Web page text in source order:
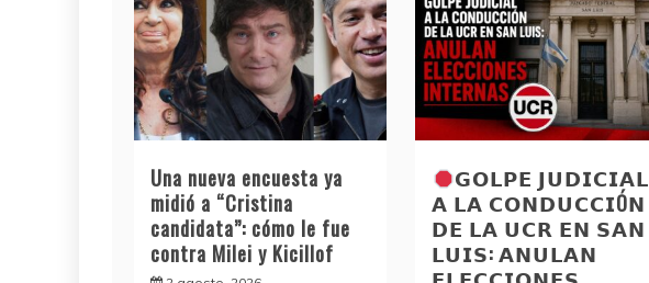
Una nueva encuesta ya
midió a “Cristina
candidata”: cómo le fue
contra Milei y Kicillof
𝗚𝗢𝗟𝗣𝗘 𝗝𝗨𝗗𝗜𝗖𝗜𝗔𝗟
𝗔 𝗟𝗔 𝗖𝗢𝗡𝗗𝗨𝗖𝗖𝗜Ó𝗡
𝗗𝗘 𝗟𝗔 𝗨𝗖𝗥 𝗘𝗡 𝗦𝗔𝗡
𝗟𝗨𝗜𝗦: 𝗔𝗡𝗨𝗟𝗔𝗡